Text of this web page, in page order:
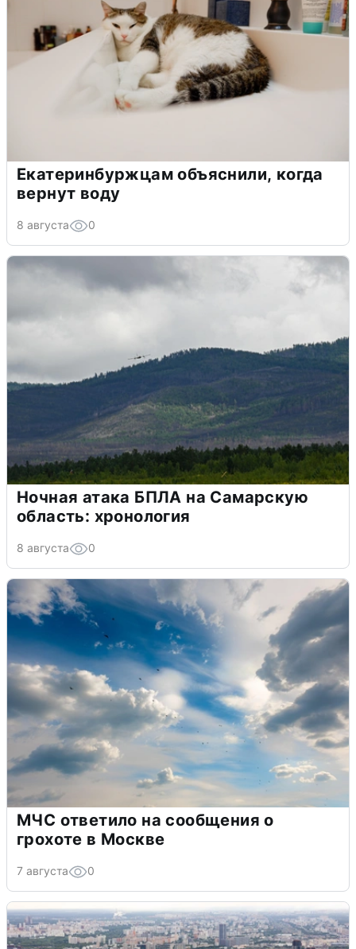
Екатеринбуржцам объяснили, когда
вернут воду
8 августа 0
Ночная атака БПЛА на Самарскую
область: хронология
8 августа 0
МЧС ответило на сообщения о
грохоте в Москве
7 августа 0